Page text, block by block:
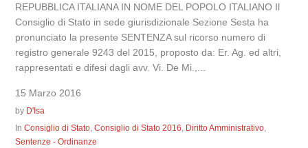
REPUBBLICA ITALIANA IN NOME DEL POPOLO ITALIANO Il
Consiglio di Stato in sede giurisdizionale Sezione Sesta ha
pronunciato la presente SENTENZA sul ricorso numero di
registro generale 9243 del 2015, proposto da: Er. Ag. ed altri,
rappresentati e difesi dagli avv. Vi. De Mi.,...
15 Marzo 2016
by D'Isa
InConsiglio di Stato,Consiglio di Stato 2016, Diritto Amministrativo,
Sentenze - Ordinanze